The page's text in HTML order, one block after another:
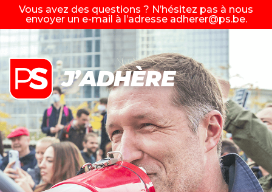
Vous avez des questions ? N’hésitez pas à nous
envoyer un e-mail à l’adresse adherer@ps.be.
J’ADHÈRE